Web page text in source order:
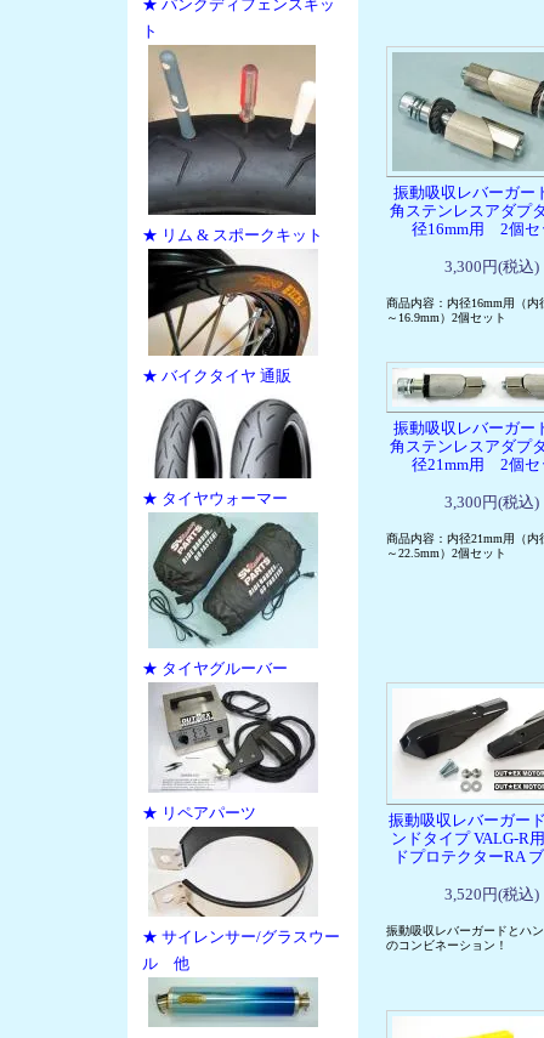
★ パンクディフェンスキッ
ト
★ リム & スポークキット
★ バイクタイヤ 通販
★ タイヤウォーマー
★ タイヤグルーバー
★ リペアパーツ
★ サイレンサー/グラスウー
ル 他
振動吸収レバーガ
角ステンレスアダプ
径16mm用 2個セ
3,300円(税込)
商品内容：内径16mm用（内
～16.9mm）2個セット
振動吸収レバーガ
角ステンレスアダプ
径21mm用 2個セ
3,300円(税込)
商品内容：内径21mm用（内
～22.5mm）2個セット
振動吸収レバーガー
ンドタイプ VALG-R
ドプロテクターRA
3,520円(税込)
振動吸収レバーガードとハ
のコンビネーション！